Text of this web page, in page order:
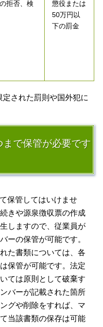
拒否、検
懲役または
50万円以
下の罰金
された罰則や国外犯に
で保管が必要です
保管してはいけませ
きや源泉徴収票の作成
しますので、従業員が
ーの保管が可能です。
た書類については、各
保管が可能です。法定
ては原則として破棄す
バーが記載された箇所
グや削除をすれば、マ
当該書類の保存は可能